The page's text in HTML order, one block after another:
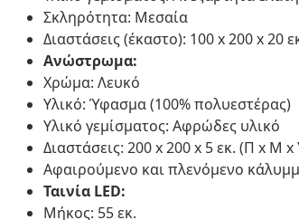
Σκληρότητα: Μεσαία
Διαστάσεις (έκαστο): 100 x 200 x 20
Ανώστρωμα:
Χρώμα: Λευκό
Υλικό: Ύφασμα (100% πολυεστέρας)
Υλικό γεμίσματος: Αφρώδες υλικό
Διαστάσεις: 200 x 200 x 5 εκ. (Π x Μ x
Αφαιρούμενο και πλενόμενο
Ταινία LED:
Μήκος: 55 εκ.